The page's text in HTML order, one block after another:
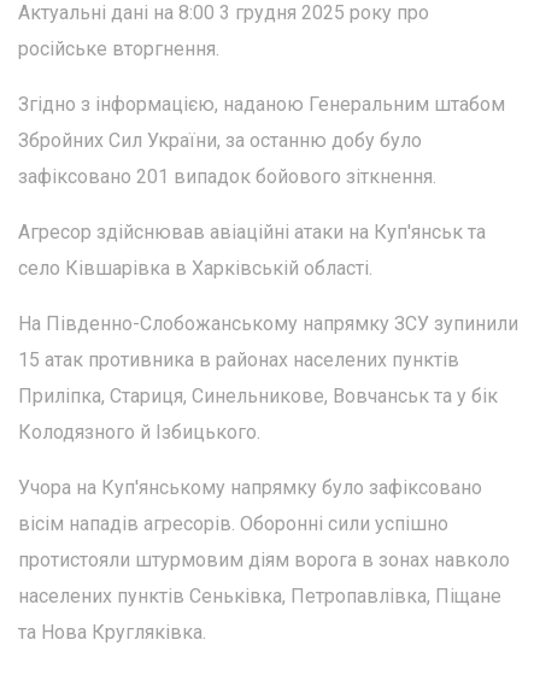
Актуальні дані на 8:00 3 грудня 2025 року про
російське вторгнення.
Згідно з інформацією, наданою Генеральним штабом
Збройних Сил України, за останню добу було
зафіксовано 201 випадок бойового зіткнення.
Агресор здійснював авіаційні атаки на Куп'янськ та
село Ківшарівка в Харківській області.
На Південно-Слобожанському напрямку ЗСУ зупинили
15 атак противника в районах населених пунктів
Приліпка, Стариця, Синельникове, Вовчанськ та у бік
Колодязного й Ізбицького.
Учора на Куп'янському напрямку було зафіксовано
вісім нападів агресорів. Оборонні сили успішно
протистояли штурмовим діям ворога в зонах навколо
населених пунктів Сеньківка, Петропавлівка, Піщане
та Нова Кругляківка.